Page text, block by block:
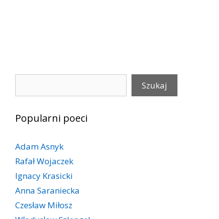
Szukaj
Popularni poeci
Adam Asnyk
Rafał Wojaczek
Ignacy Krasicki
Anna Saraniecka
Czesław Miłosz